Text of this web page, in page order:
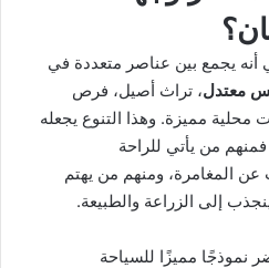
أنه يجمع بين عناصر متعددة في
معتدل، تراث أصيل، فرص
محلية مميزة. وهذا التنوع يجعله
فمنهم من يأتي للراحة
المغامرة، ومنهم من يهتم
إلى الزراعة والطبيعة.
نموذجًا مميزًا للسياحة